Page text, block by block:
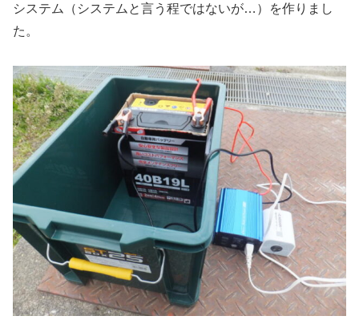
システム（システムと言う程ではないが…）を作りまし
た。